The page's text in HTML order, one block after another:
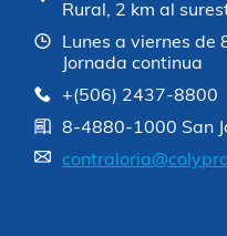
Rural, 2 km al
Lunes a viernes de
Jornada continua
+(506) 2437-8800
8-4880-1000 San